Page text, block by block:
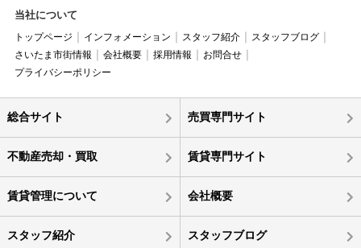
当社について
トップページ インフォメーション スタッフ紹介
スタッフブログ
さいたま市街情報
会社概要 採用情報
お問合せ
プライバシーポリシー
総合サイト 売買専門サイト
不動産売却・買取 賃貸専門サイト
賃貸管理について 会社概要
スタッフ紹介 スタッフブログ